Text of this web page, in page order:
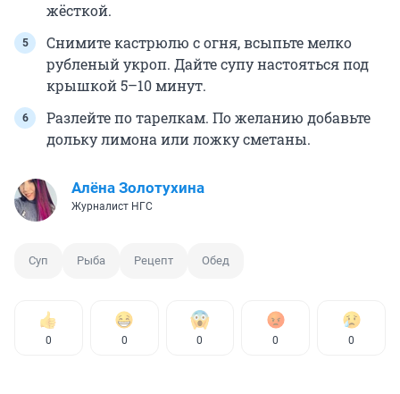
жёсткой.
Снимите кастрюлю с огня, всыпьте мелко
рубленый укроп. Дайте супу настояться под
крышкой 5–10 минут.
Разлейте по тарелкам. По желанию добавьте
дольку лимона или ложку сметаны.
Алёна Золотухина
Журналист НГС
Суп Рыба Рецепт Обед
0 0 0 0 0